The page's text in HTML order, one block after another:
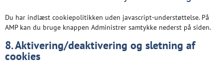
Du har indlæst cookiepolitikken uden javascript-understøttelse. På
AMP kan du bruge knappen Administrer samtykke nederst på siden.
8. Aktivering/deaktivering og sletning af
cookies